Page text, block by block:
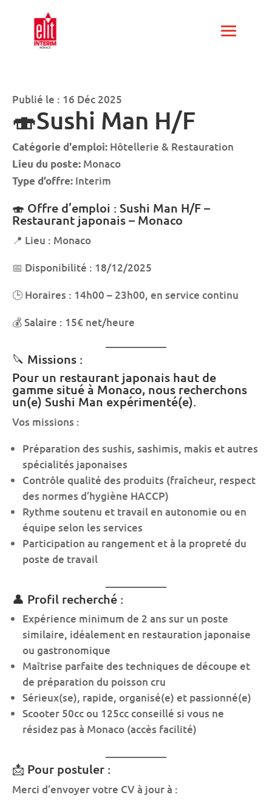
Publié le : 16 Déc 2025
🍣Sushi Man H/F
Catégorie d'emploi: Hôtellerie & Restauration
Lieu du poste: Monaco
Type d’offre: Interim
🍣 Offre d’emploi : Sushi Man H/F –
Restaurant japonais – Monaco
📍 Lieu : Monaco
📅 Disponibilité : 18/12/2025
🕒 Horaires : 14h00 – 23h00, en service continu
💰 Salaire : 15€ net/heure
🔪 Missions :
Pour un restaurant japonais haut de
gamme situé à Monaco, nous recherchons
un(e) Sushi Man expérimenté(e).
Vos missions :
Préparation des sushis, sashimis, makis et autres
spécialités japonaises
Contrôle qualité des produits (fraîcheur, respect
des normes d’hygiène HACCP)
Rythme soutenu et travail en autonomie ou en
équipe selon les services
Participation au rangement et à la propreté du
poste de travail
👤 Profil recherché :
Expérience minimum de 2 ans sur un poste
similaire, idéalement en restauration japonaise
ou gastronomique
Maîtrise parfaite des techniques de découpe et
de préparation du poisson cru
Sérieux(se), rapide, organisé(e) et passionné(e)
Scooter 50cc ou 125cc conseillé si vous ne
résidez pas à Monaco (accès facilité)
📩 Pour postuler :
Merci d’envoyer votre CV à jour à :